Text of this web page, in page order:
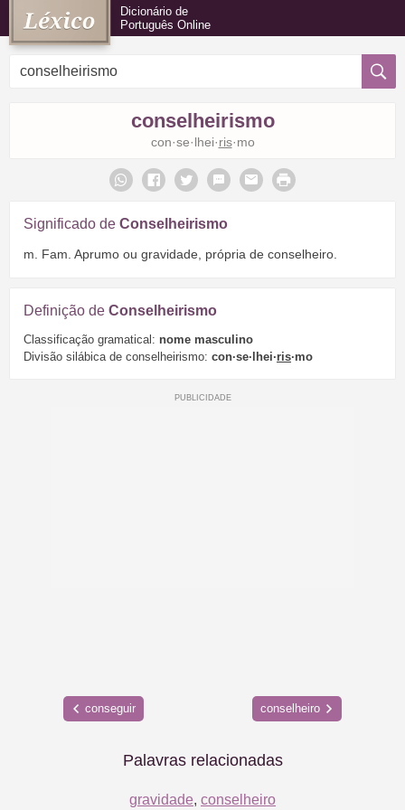
Dicionário de
Português Online
conselheirismo
con·se·lhei·ris·mo
Significado de Conselheirismo
m. Fam. Aprumo ou gravidade, própria de conselheiro.
Definição de Conselheirismo
Classificação gramatical: nome masculino
Divisão silábica de conselheirismo: con·se·lhei·ris·mo
conseguir conselheiro
Palavras relacionadas
gravidade, conselheiro